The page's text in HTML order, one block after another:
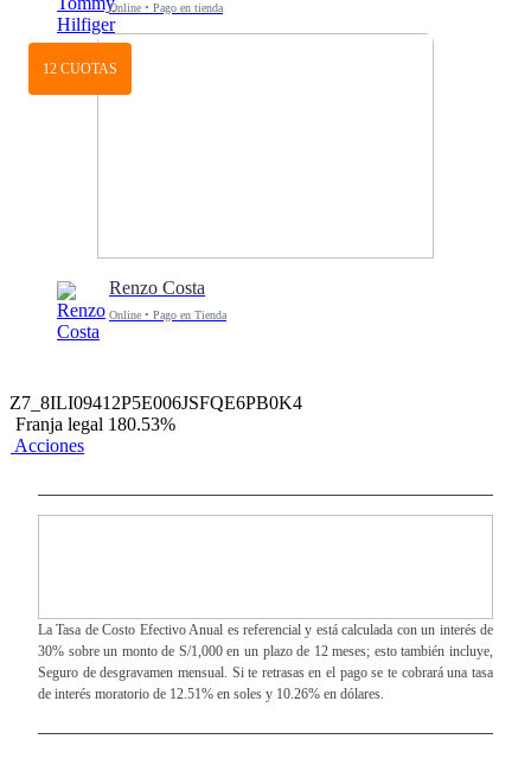
Online • Pago en tienda
12 CUOTAS
Renzo Costa
Online • Pago en Tienda
Z7_8ILI09412P5E006JSFQE6PB0K4
Franja legal 180.53%
Acciones
La Tasa de Costo Efectivo Anual es referencial y está calculada con un interés de
30% sobre un monto de S/1,000 en un plazo de 12 meses; esto también incluye,
Seguro de desgravamen mensual. Si te retrasas en el pago se te cobrará una tasa
de interés moratorio de 12.51% en soles y 10.26% en dólares.